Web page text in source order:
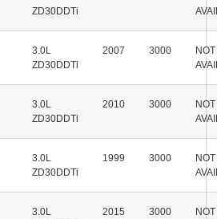
ZD30DDTi
3.0L
ZD30DDTi
2007 3000
NOT
3.0L
ZD30DDTi
2010 3000
NOT
3.0L
ZD30DDTi
1999 3000
NOT
3.0L
2015 3000
NOT